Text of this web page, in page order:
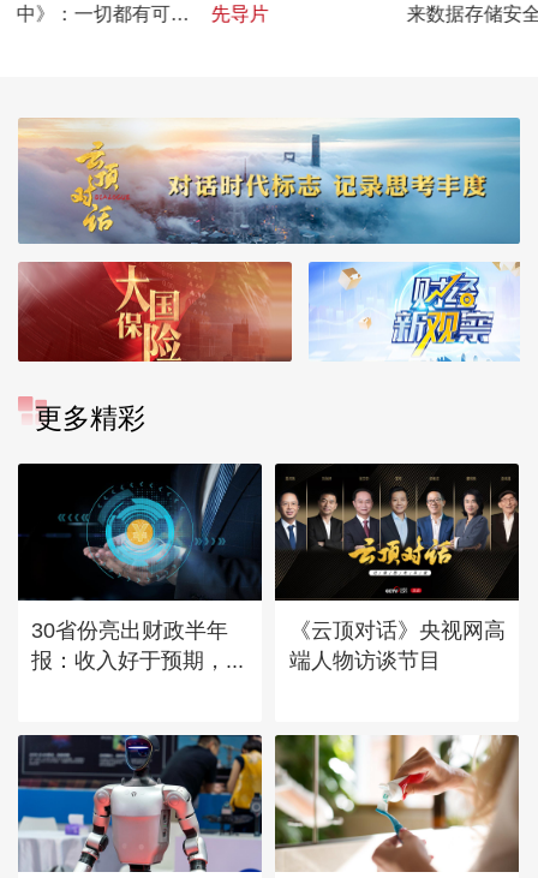
中》：一切都有可能
先导片
来数据存储安
更多精彩
30省份亮出财政半年
报：收入好于预期，...
《云顶对话》央视网高
端人物访谈节目